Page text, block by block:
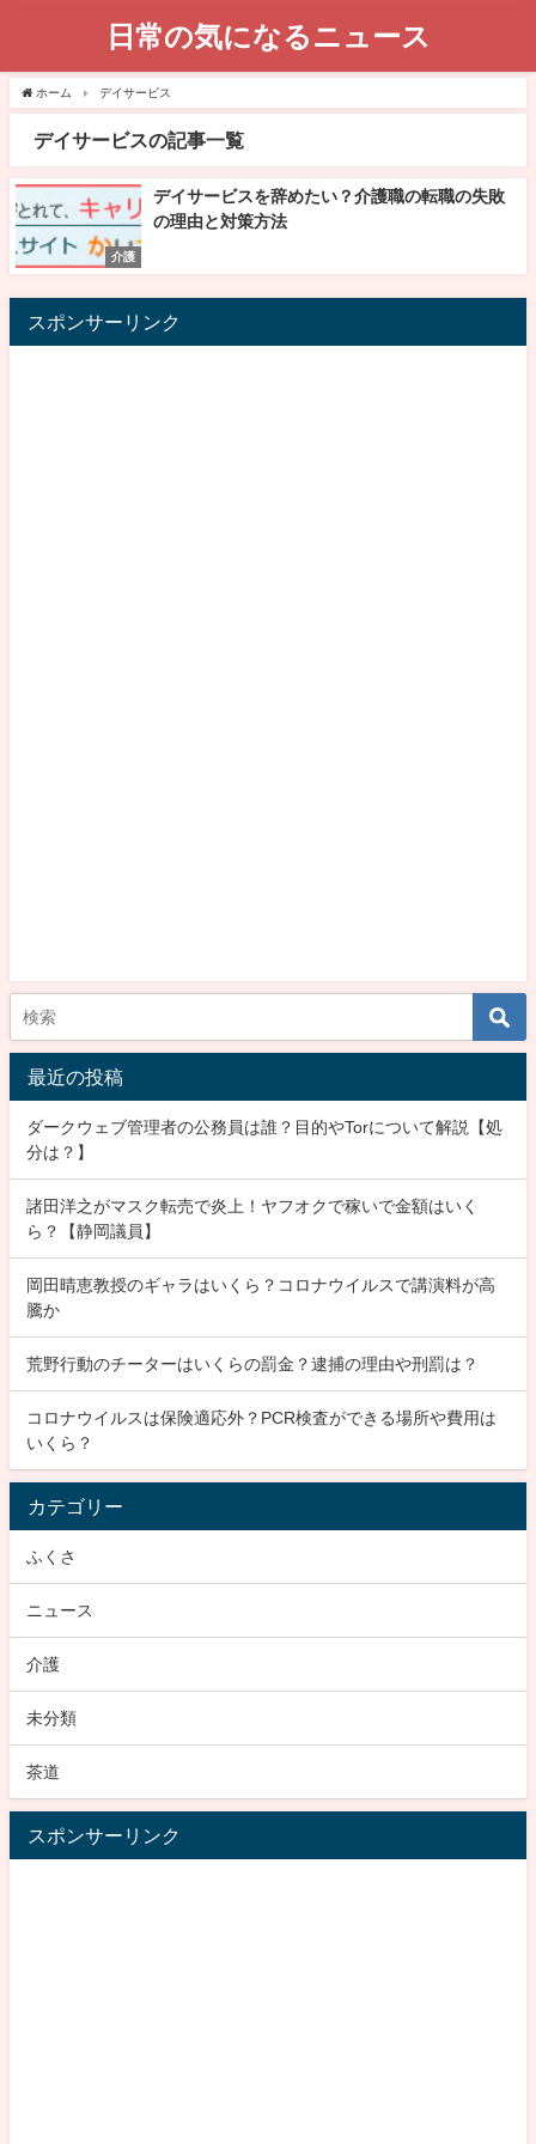
日常の気になるニュース
ホーム デイサービス
デイサービスの記事一覧
介護
デイサービスを辞めたい？介護職の転職の失敗
の理由と対策方法
スポンサーリンク
最近の投稿
ダークウェブ管理者の公務員は誰？目的やTorについて解説【処
分は？】
諸田洋之がマスク転売で炎上！ヤフオクで稼いで金額はいく
ら？【静岡議員】
岡田晴恵教授のギャラはいくら？コロナウイルスで講演料が高
騰か
荒野行動のチーターはいくらの罰金？逮捕の理由や刑罰は？
コロナウイルスは保険適応外？PCR検査ができる場所や費用は
いくら？
カテゴリー
ふくさ
ニュース
介護
未分類
茶道
スポンサーリンク